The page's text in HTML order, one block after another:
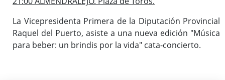
La Vicepresidenta Primera de la Diputación Provincial
Raquel del Puerto, asiste a una nueva edición "Música
para beber: un brindis por la vida" cata-concierto.